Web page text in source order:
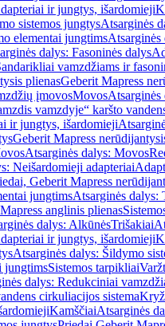
ir jungtys, išardomieji
sistemos jungtysAtsarginės
elementai jungtims
dalys: Fasoninės dalys
vamzdžiams ir
plienasGeberit Mapress
įmovosMovos
vamzdyje“ karšto
ir jungtys, išardomieji
Geberit Mapress
Atsarginės dalys: Movos
Neišardomieji adapteriai
Geberit Mapress
jungtimsAtsarginės dalys:
anglinis plienas
dalys: AlkūnėsTrišakiai
ir jungtys, išardomieji
Atsarginės dalys: Šildymo
jungtimsSistemos tarpikliai
dalys: Redukciniai
cirkuliacijos sistema
KamščiaiAtsarginės